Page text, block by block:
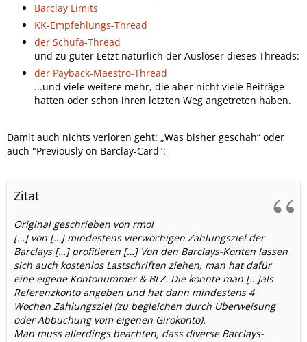
Barclay Limits
KK-Empfehlungs-Thread
der Schufa-Thread
und zu guter Letzt natürlich der Auslöser dieses Threads:
der Payback-Maestro-Thread
...und viele weitere mehr, die aber nicht viele Beiträge
hatten oder schon ihren letzten Weg angetreten haben.
Damit auch nichts verloren geht: „Was bisher geschah“ oder
auch "Previously on Barclay-Card":
Zitat
Original geschrieben von rmol
[…] von […] mindestens vierwöchigen Zahlungsziel der
Barclays […] profitieren […] Von den Barclays-Konten lassen
sich auch kostenlos Lastschriften ziehen, man hat dafür
eine eigene Kontonummer & BLZ. Die könnte man […]als
Referenzkonto angeben und hat dann mindestens 4
Wochen Zahlungsziel (zu begleichen durch Überweisung
oder Abbuchung vom eigenen Girokonto).
Man muss allerdings beachten, dass diverse Barclays-